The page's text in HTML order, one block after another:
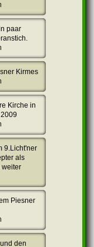
paar
Kirmes
Kirche in
9.Licht'ner
als
weiter
Piesner
den